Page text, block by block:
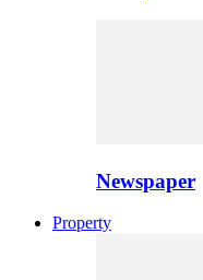
Newspaper
Property